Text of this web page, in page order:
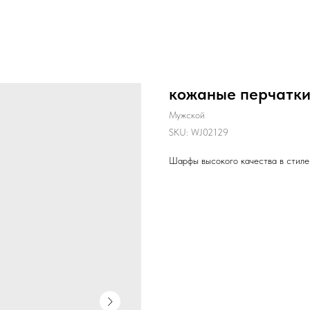
кожаные перчатки
Мужской
SKU: WJ02129
Шарфы высокого качества в стиле